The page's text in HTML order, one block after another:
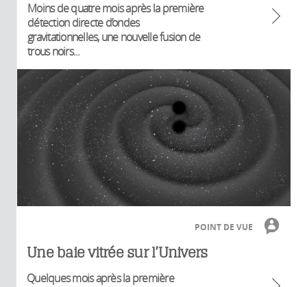
Moins de quatre mois après la première
détection directe d’ondes
gravitationnelles, une nouvelle fusion de
trous noirs...
POINT DE VUE
Une baie vitrée sur l’Univers
Quelques mois après la première